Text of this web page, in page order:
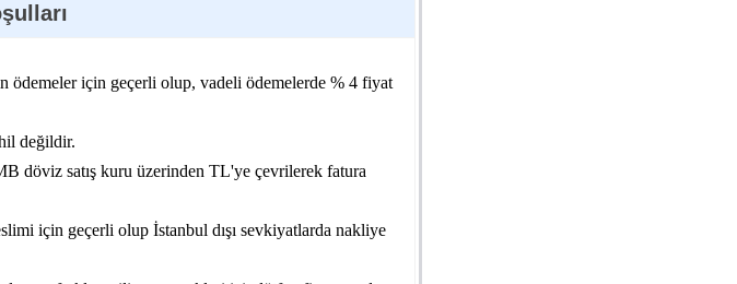
ödemeler için geçerli olup, vadeli ödemelerde % 4 fiyat
değildir.
döviz satış kuru üzerinden TL'ye çevrilerek fatura
için geçerli olup İstanbul dışı sevkiyatlarda nakliye